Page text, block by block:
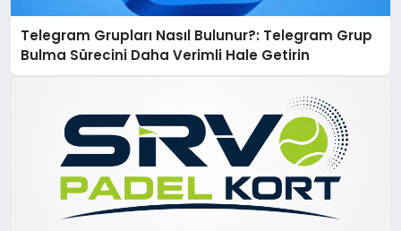
Telegram Grupları Nasıl Bulunur?: Telegram Grup
Bulma Sürecini Daha Verimli Hale Getirin